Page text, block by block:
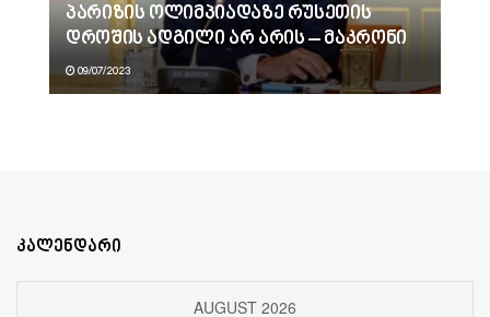
პარიზის ოლიმპიადაზე რუსეთის
დროშის ადგილი არ არის – მაკრონი
09/07/2023
კალენდარი
AUGUST 2026